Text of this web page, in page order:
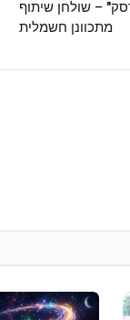
– שולחן שיתוף
מתכוונן חשמלית